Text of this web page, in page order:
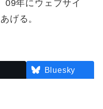
09年にウェブサイ
げる。
Bluesky